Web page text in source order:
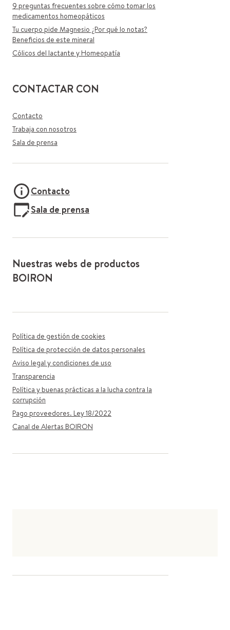
9 preguntas frecuentes sobre cómo tomar los
medicamentos homeopáticos
Tu cuerpo pide Magnesio ¿Por qué lo notas?
Beneficios de este mineral
Cólicos del lactante y Homeopatía
CONTACTAR CON
Contacto
Trabaja con nosotros
Sala de prensa
Contacto
Sala de prensa
Nuestras webs de productos
BOIRON
Política de gestión de cookies
Política de protección de datos personales
Aviso legal y condiciones de uso
Transparencia
Política y buenas prácticas a la lucha contra la
corrupción
Pago proveedores. Ley 18/2022
Canal de Alertas BOIRON